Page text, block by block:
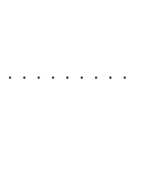
・・・・・・・・